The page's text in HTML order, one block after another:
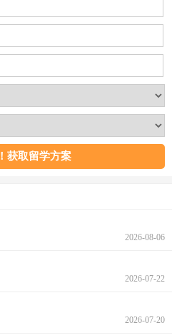
2026-08-06
2026-07-22
2026-07-20